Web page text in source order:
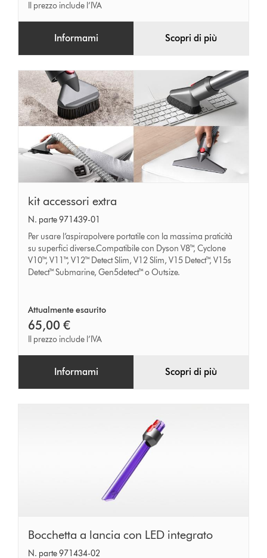
Il prezzo include l’IVA
Informami Scopri di più
kit
accessori
extra
kit accessori extra
N. parte 971439-01
Per usare l’aspirapolvere portatile con la massima praticità
su superfici diverse.Compatibile con Dyson V8™, Cyclone
V10™, V11™, V12™ Detect Slim, V12 Slim, V15 Detect™, V15s
Detect™ Submarine, Gen5detect™ o Outsize.
Attualmente esaurito
65,00 €
Il prezzo include l’IVA
Informami Scopri di più
Bocchetta
a
Bocchetta a lancia con LED integrato
N. parte 971434-02